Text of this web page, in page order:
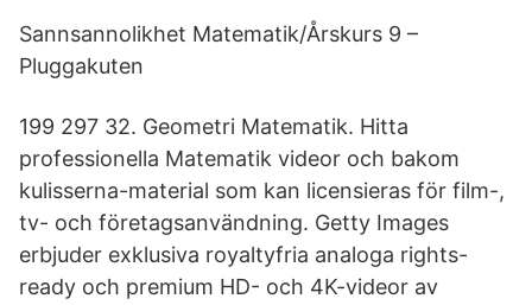
Sannsannolikhet Matematik/Årskurs 9 –
Pluggakuten
199 297 32. Geometri Matematik. Hitta
professionella Matematik videor och bakom
kulisserna-material som kan licensieras för film-,
tv- och företagsanvändning. Getty Images
erbjuder exklusiva royaltyfria analoga rights-
ready och premium HD- och 4K-videor av